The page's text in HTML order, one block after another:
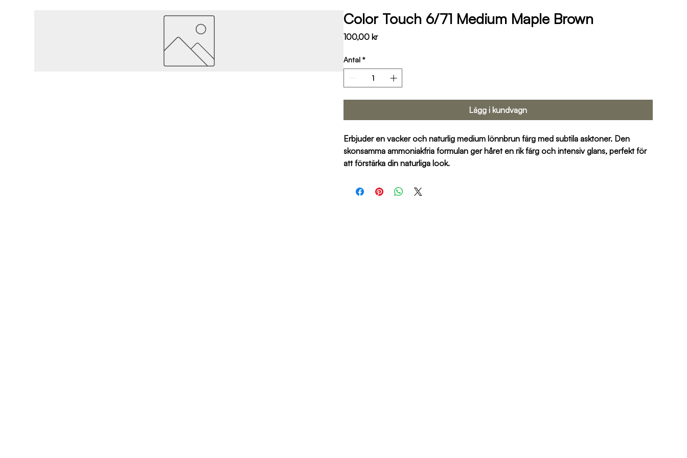
Color Touch 6/71 Medium Maple Brown
100,00 krPris
Antal *
Lägg i kundvagn
Erbjuder en vacker och naturlig medium lönnbrun färg med subtila asktoner. Den
skonsamma ammoniakfria formulan ger håret en rik färg och intensiv glans, perfekt för
att förstärka din naturliga look.